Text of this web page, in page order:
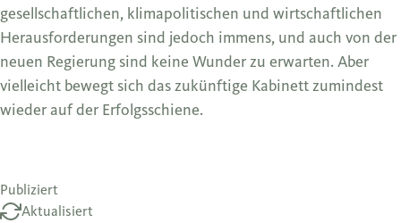
gesellschaftlichen, klimapolitischen und wirtschaftlichen
Herausforderungen sind jedoch immens, und auch von der
neuen Regierung sind keine Wunder zu erwarten. Aber
vielleicht bewegt sich das zukünftige Kabinett zumindest
wieder auf der Erfolgsschiene.
Publiziert
Aktualisiert